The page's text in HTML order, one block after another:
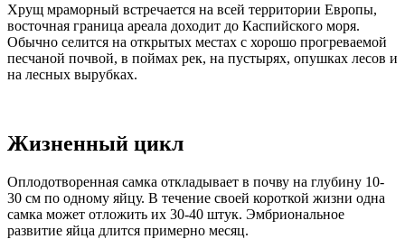
Хрущ мраморный встречается на всей территории Европы,
восточная граница ареала доходит до Каспийского моря.
Обычно селится на открытых местах с хорошо прогреваемой
песчаной почвой, в поймах рек, на пустырях, опушках лесов и
на лесных вырубках.
Жизненный цикл
Оплодотворенная самка откладывает в почву на глубину 10-
30 см по одному яйцу. В течение своей короткой жизни одна
самка может отложить их 30-40 штук. Эмбриональное
развитие яйца длится примерно месяц.